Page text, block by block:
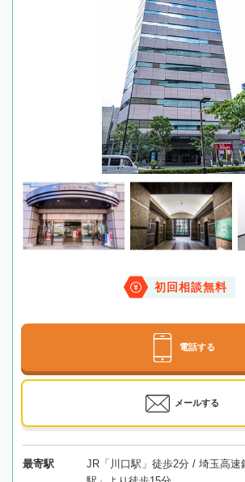
初回相談無料
電話する
メールする
最寄駅
JR「川口駅」徒歩2分 / 埼玉高速